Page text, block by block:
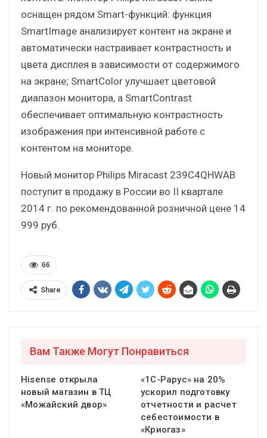
оснащен рядом Smart-функций: функция
SmartImage анализирует контент на экране и
автоматически настраивает контрастность и
цвета дисплея в зависимости от содержимого
на экране; SmartColor улучшает цветовой
диапазон монитора, а SmartContrast
обеспечивает оптимальную контрастность
изображения при интенсивной работе с
контентом на мониторе.
Новый монитор Philips Miracast 239C4QHWAB
поступит в продажу в России во II квартале
2014 г. по рекомендованной розничной цене 14
999 руб.
66
Share
Вам Также Могут Понравиться
Hisense открыла
новый магазин в ТЦ
«Можайский двор»
«1С-Рарус» на 20%
ускорил подготовку
отчетности и расчет
себестоимости в
«Криогаз»